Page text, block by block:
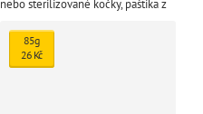
nebo sterilizované kočky, paštika z
potěšení speciálně vytvořené pro
uspokojení náročných chutí vašeho
kočičího přítele.
85g
26 Kč